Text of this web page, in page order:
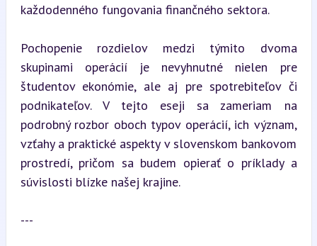
každodenného fungovania finančného sektora.
Pochopenie rozdielov medzi týmito dvoma
skupinami operácií je nevyhnutné nielen pre
študentov ekonómie, ale aj pre spotrebiteľov či
podnikateľov. V tejto eseji sa zameriam na
podrobný rozbor oboch typov operácií, ich význam,
vzťahy a praktické aspekty v slovenskom bankovom
prostredí, pričom sa budem opierať o príklady a
súvislosti blízke našej krajine.
---